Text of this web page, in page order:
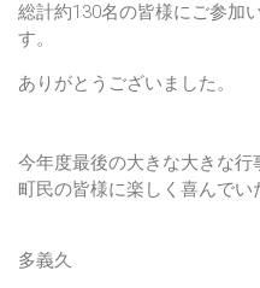
総計約130名の皆様にご参加
す。
ありがとうございました。
今年度最後の大きな大きな行
町民の皆様に楽しく喜んでい
南原町
多義久